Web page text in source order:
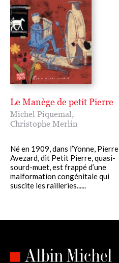
Le Manège de petit Pierre
Michel Piquemal,
Christophe Merlin
Né en 1909, dans l’Yonne, Pierre
Avezard, dit Petit Pierre, quasi-
sourd-muet, est frappé d’une
malformation congénitale qui
suscite les railleries......